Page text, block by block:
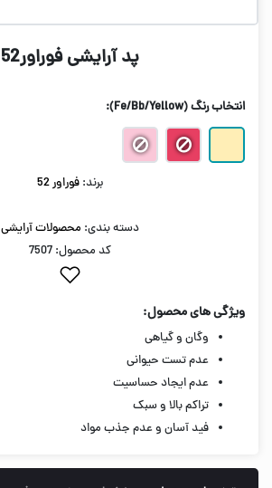
پد آرایشی فوراور52
انتخاب رنگ(Fe/Bb/Yellow)
:
برند:فوراور 52
دسته بندی: محصولات آرایشی
کد محصول: 7507
ویژگی های محصول:
وگان و گیاهی
عدم تست حیوانی
عدم ایجاد حساسیت
تراکم بالا و سبک
فید آسان و عدم جذب مواد